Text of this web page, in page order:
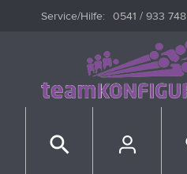
springen Zur
Service/hilfe: 0541 / 933